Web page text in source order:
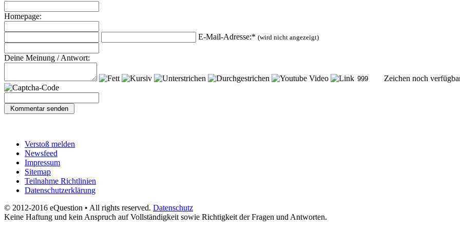
Homepage:
E-Mail-Adresse:* (wird nicht angezeigt)
Deine Meinung / Antwort:
Zeichen noch
Verstoß melden
Newsfeed
Impressum
Sitemap
Teilnahme Richtlinien
Datenschutzerklärung
© 2012-2016 eQuestion • All rights reserved. Datenschutz
Keine Haftung und kein Anspruch auf Vollständigkeit sowie Richtigkeit der Fragen und Antworten.